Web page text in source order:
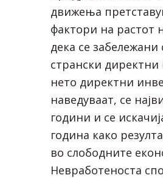
движења
фактори на растот
дека се
странски
нето директни
наведуваат, се
години и се
година како
во слободните
Невработеноста